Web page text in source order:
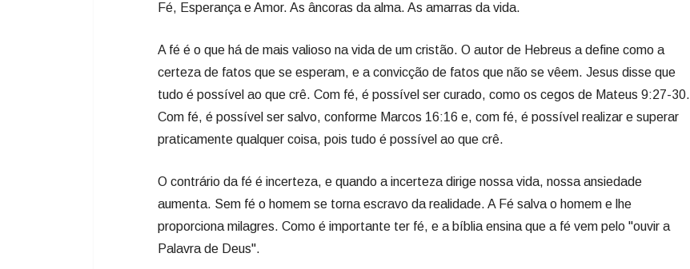
Fé, Esperança e Amor. As âncoras da alma. As amarras da vida.
A fé é o que há de mais valioso na vida de um cristão. O autor de Hebreus a define como a
certeza de fatos que se esperam, e a convicção de fatos que não se vêem. Jesus disse que
tudo é possível ao que crê. Com fé, é possível ser curado, como os cegos de Mateus 9:27-30.
Com fé, é possível ser salvo, conforme Marcos 16:16 e, com fé, é possível realizar e superar
praticamente qualquer coisa, pois tudo é possível ao que crê.
O contrário da fé é incerteza, e quando a incerteza dirige nossa vida, nossa ansiedade
aumenta. Sem fé o homem se torna escravo da realidade. A Fé salva o homem e lhe
proporciona milagres. Como é importante ter fé, e a bíblia ensina que a fé vem pelo "ouvir a
Palavra de Deus".